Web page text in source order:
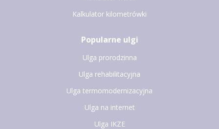
Kalkulator kilometrówki
Popularne ulgi
Ulga prorodzinna
Ulga rehabilitacyjna
Ulga termomodernizacyjna
Ulga na internet
Ulga IKZE